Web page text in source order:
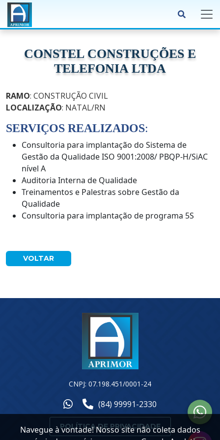
CONSTEL CONSTRUÇÕES E
TELEFONIA LTDA
RAMO: CONSTRUÇÃO CIVIL
LOCALIZAÇÃO: NATAL/RN
SERVIÇOS REALIZADOS:
Consultoria para implantação do Sistema de
Gestão da Qualidade ISO 9001:2008/ PBQP-H/SiAC
nível A
Auditoria Interna de Qualidade
Treinamentos e Palestras sobre Gestão da
Qualidade
Consultoria para implantação de programa 5S
VOLTAR
CNPJ: 07.198.451/0001-24
(84) 99991-2330
POLÍTICA DE PRIVACIDADE
Navegue à vontade! Nosso site não coleta dados